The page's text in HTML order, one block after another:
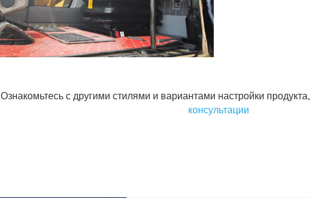
Ознакомьтесь с другими стилями и вариантами настройки продукта,
консультации